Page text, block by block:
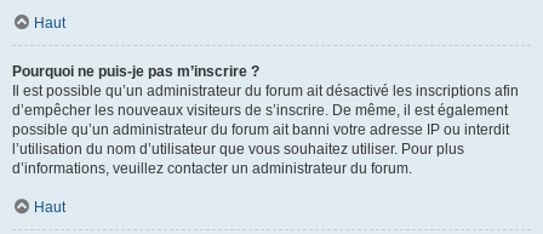
Haut
Pourquoi ne puis-je pas m’inscrire ?
Il est possible qu’un administrateur du forum ait désactivé les inscriptions afin
d’empêcher les nouveaux visiteurs de s’inscrire. De même, il est également
possible qu’un administrateur du forum ait banni votre adresse IP ou interdit
l’utilisation du nom d’utilisateur que vous souhaitez utiliser. Pour plus
d’informations, veuillez contacter un administrateur du forum.
Haut